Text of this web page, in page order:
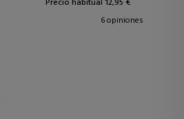
Precio habitual 12,95 €
6 opiniones